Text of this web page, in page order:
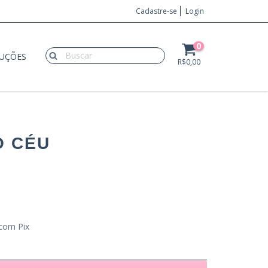
Cadastre-se Login
0
R$0,00
CÉU
Pix